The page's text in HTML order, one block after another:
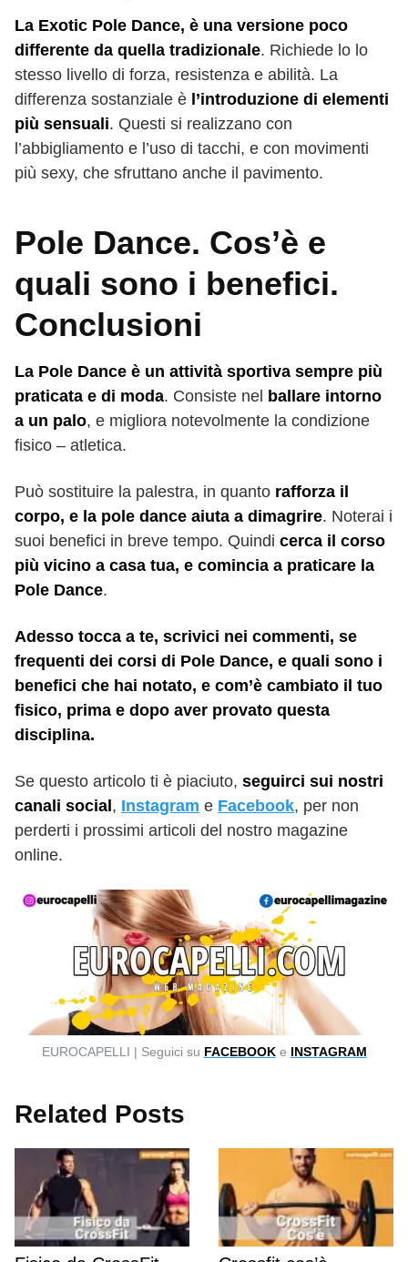
La Exotic Pole Dance, è una versione poco
differente da quella tradizionale. Richiede lo lo
stesso livello di forza, resistenza e abilità. La
differenza sostanziale è l’introduzione di elementi
più sensuali. Questi si realizzano con
l’abbigliamento e l’uso di tacchi, e con movimenti
più sexy, che sfruttano anche il pavimento.
Pole Dance. Cos’è e
quali sono i benefici.
Conclusioni
La Pole Dance è un attività sportiva sempre più
praticata e di moda. Consiste nel ballare intorno
a un palo, e migliora notevolmente la condizione
fisico – atletica.
Può sostituire la palestra, in quanto rafforza il
corpo, e la pole dance aiuta a dimagrire. Noterai i
suoi benefici in breve tempo. Quindi cerca il corso
più vicino a casa tua, e comincia a praticare la
Pole Dance.
Adesso tocca a te, scrivici nei commenti, se
frequenti dei corsi di Pole Dance, e quali sono i
benefici che hai notato, e com’è cambiato il tuo
fisico, prima e dopo aver provato questa
disciplina.
Se questo articolo ti è piaciuto, seguirci sui nostri
canali social , Instagram e Facebook, per non
perderti i prossimi articoli del nostro magazine
online.
EUROCAPELLI | Seguici su FACEBOOKe INSTAGRAM
Related Posts